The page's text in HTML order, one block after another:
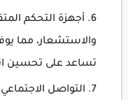
أجهزة التحكم
والاستشعار، مما
تساعد على تحسين
التواصل